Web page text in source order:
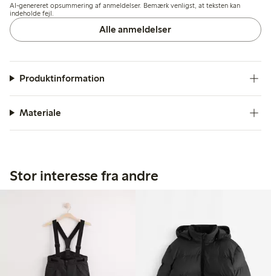
passer til slankere figurer. Overordnet set ses bukserne som
et praktisk valg for børn, selvom nogle bekymringer om
stivhed og pasform fortsætter.
AI-genereret opsummering af anmeldelser. Bemærk venligst, at teksten kan
indeholde fejl.
Alle anmeldelser
Produktinformation
Materiale
Stor interesse fra andre